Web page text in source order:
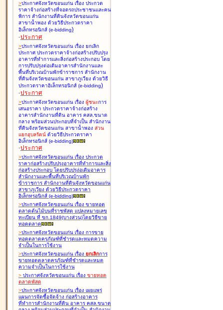
>ประกาศจังหวัดขอนแก่น เรื่อง ประกวด
ราคาจ้างก่อสร้างที่จอดรถประชาชนและคน
พิการ สำนักงานที่ดินจังหวัดขอนแก่น
สาขาน้ำพอง ด้วยวิธีประกวดราคา
อิเล็กทรอนิกส์ (e-bidding)
-ประกาศ
>ประกาศจังหวัดขอนแก่น เรื่อง ยกเลิก
ประกาศ ประกวดราคาจ้างก่อสร้างปรับปรุง
อาคารที่ทำการและสิ่งก่อสร้างประกอบ โดย
การปรับปรุงต่อเติมอาคารสำนักงานและ
พื้นที่บริเวณบ้านพักข้าราชการ สำนักงาน
ที่ดินจังหวัดขอนแก่น สาขาภูเวียง ด้วยวิธี
ประกวดราคาอิเล็กทรอนิกส์ (e-bidding)
-ประกาศ
>ประกาศจังหวัดขอนแก่น เรื่อง ผู้ชนะการ
เสนอราคา ประกวดราคาจ้างก่อสร้าง
อาคารสำนักงานที่ดิน อาคาร คสล.ขนาด
กลาง พร้อมส่วนประกอบที่จำเป็น สำนักงาน
ที่ดินจังหวัดขอนแก่น สาขาน้ำพอง ส่วน
แยกอุบลรัตน์ ด้วยวิธีประกวดราคา
อิเล็กทรอนิกส์ (e-bidding)
-ประกาศ
>ประกาศจังหวัดขอนแก่น เรื่อง ประกวด
ราคาก่อสร้างปรับปรุงอาคารที่ทำการและสิ่ง
ก่อสร้างประกอบ โดยปรับปรุง่อเติมอาคาร
สำนักงานและพื้นที่บริเวณบ้านพัก
ข้าราชการ สำนักงานที่ดินจังหวัดขอนแก่น
สาขาภูเวียง ด้วยวิธีประกวดราคา
อิเล็กทรอนิกส์ (e-bidding)
>ประกาศจังหวัดขอนแก่น เรื่อง ขายทอด
ตลาดต้นไม้บนที่ราชพัสดุ แปลงหมายเลข
ทะเบียน ที่ ขก.1849(บางส่วน)โดยวิธีขาย
ทอดตลาด
>ประกาศจังหวัดขอนแก่น เรื่อง การขาย
ทอดตลาดครุภัณฑ์ที่ชำรุดและหมดความ
จำเป็นในการใช้งาน
>ประกาศจังหวัดขอนแก่น เรื่อง ยกเลิกการ
ขายทอดตลาดครุภัณฑ์ที่ชำรุดและหมด
ความจำเป็นในการใช้งาน
> ประกาศจังหวัดขอนแก่น เรื่อง ขายทอด
ตลาดพัสดุ
>ประกาศจังหวัดขอนแก่น เรื่อง เผยแพร่
แผนการจัดซื้อจัดจ้าง ก่อสร้างอาคาร
ที่ทำการสำนักงานที่ดิน อาคาร คสล.ขนาด